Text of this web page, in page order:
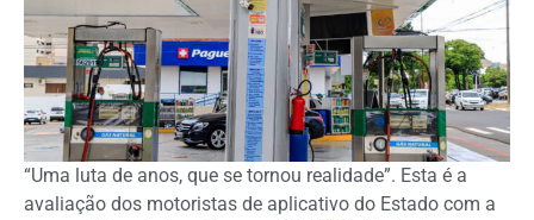
“Uma luta de anos, que se tornou realidade”. Esta é a
avaliação dos motoristas de aplicativo do Estado com a